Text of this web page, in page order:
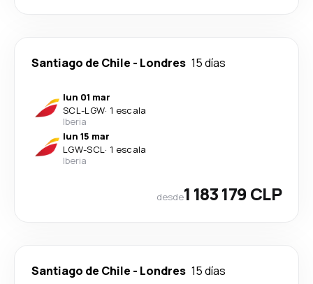
Santiago de Chile - Londres 15 días
lun 01 mar
SCL-LGW· 1 escala
Iberia
lun 15 mar
LGW-SCL· 1 escala
Iberia
desde1 183 179 CLP
Santiago de Chile - Londres 15 días